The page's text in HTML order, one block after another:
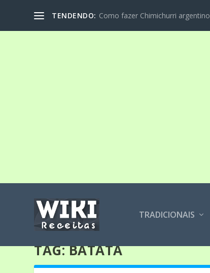
TENDENDO: Como fazer Chimichurri argentino
TRADICIONAIS
TAG:BATATA